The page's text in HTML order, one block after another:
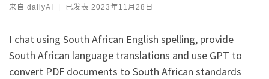
来自 dailyAI | 已发表 2023年11月28日
I chat using South African English spelling, provide
South African language translations and use GPT to
convert PDF documents to South African standards